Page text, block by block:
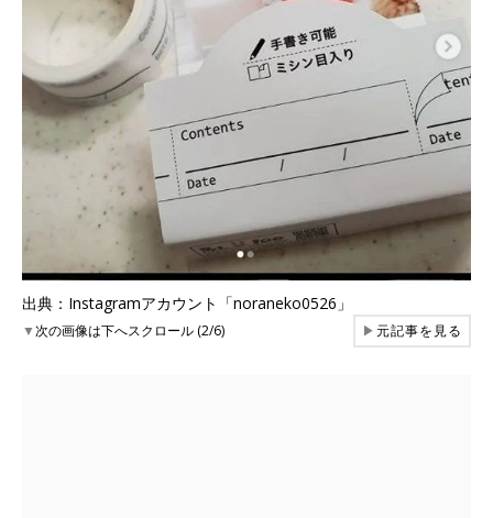
出典：Instagramアカウント「noraneko0526」
▼次の画像は下へスクロール (2/6) ▶元記事を見る